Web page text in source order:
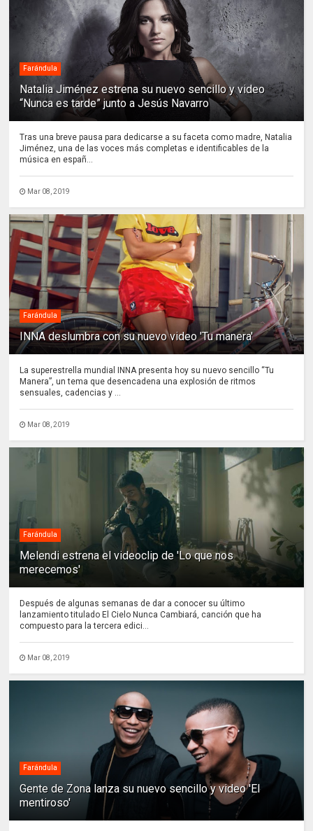
Farándula
Natalia Jiménez estrena su nuevo sencillo y video
“Nunca es tarde” junto a Jesús Navarro
Tras una breve pausa para dedicarse a su faceta como madre, Natalia
Jiménez, una de las voces más completas e identificables de la
música en españ...
Mar 08, 2019
Farándula
INNA deslumbra con su nuevo video 'Tu manera'
La superestrella mundial INNA presenta hoy su nuevo sencillo “Tu
Manera”, un tema que desencadena una explosión de ritmos
sensuales, cadencias y ...
Mar 08, 2019
Farándula
Melendi estrena el videoclip de 'Lo que nos
merecemos'
Después de algunas semanas de dar a conocer su último
lanzamiento titulado El Cielo Nunca Cambiará, canción que ha
compuesto para la tercera edici...
Mar 08, 2019
Farándula
Gente de Zona lanza su nuevo sencillo y video 'El
mentiroso'